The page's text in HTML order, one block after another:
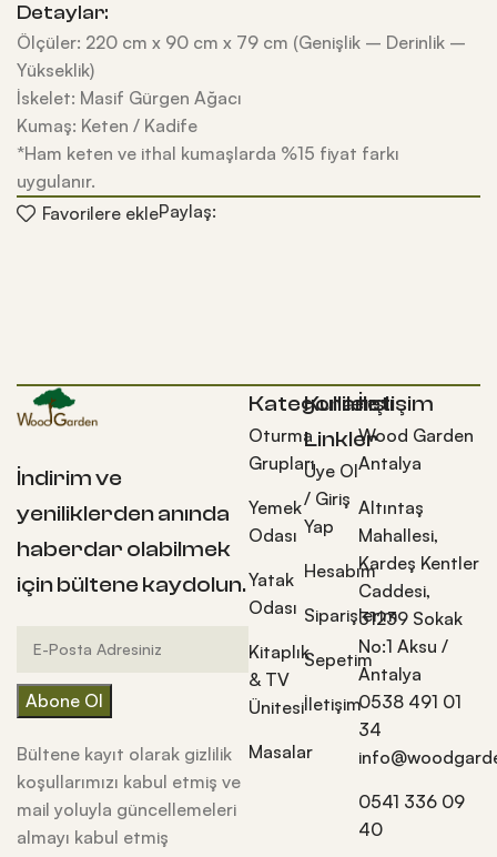
Detaylar:
Ölçüler: 220 cm x 90 cm x 79 cm (Genişlik – Derinlik –
Yükseklik)
İskelet: Masif Gürgen Ağacı
Kumaş: Keten / Kadife
*Ham keten ve ithal kumaşlarda %15 fiyat farkı
uygulanır.
Favorilere eklePaylaş:
İndirim ve
yeniliklerden anında
haberdar olabilmek
için bültene kaydolun.
Bültene kayıt olarak gizlilik
koşullarımızı kabul etmiş ve
mail yoluyla güncellemeleri
almayı kabul etmiş
Kategoriler
Oturma
Grupları
Yemek
Odası
Yatak
Odası
Kitaplık
& TV
Ünitesi
Masalar
Kullanışlı
Linkler
Üye Ol
/ Giriş
Yap
Hesabım
Siparişlerim
Sepetim
İletişim
İletişim
Wood Garden
Antalya
Altıntaş
Mahallesi,
Kardeş Kentler
Caddesi,
31239 Sokak
No:1 Aksu /
Antalya
0538 491 01
34
0541 336 09
40